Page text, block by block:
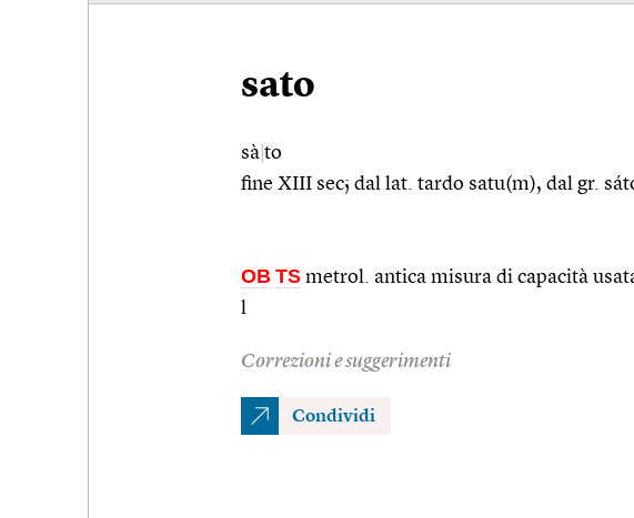
sato
sà to
fine XIII sec; dal lat. tardo satu(m), dal gr.
OB TS metrol. antica misura di capacità
l
Correzioni e suggerimenti
Condividi